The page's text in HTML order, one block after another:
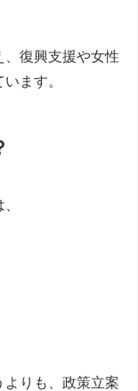
復興支援や女性
ます。
りも、政策立案